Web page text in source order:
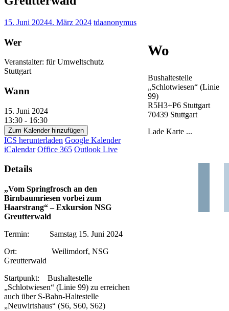
15. Juni 20244. März 2024 tdaanonymus
Wer
Veranstalter: für Umweltschutz
Stuttgart
Wann
15. Juni 2024
13:30 - 16:30
Zum Kalender hinzufügen
ICS herunterladen Google Kalender
iCalendar Office 365 Outlook Live
Details
„Vom Springfrosch an den
Birnbaumriesen vorbei zum
Haarstrang“– Exkursion NSG
Greutterwald
Termin: Samstag 15. Juni 2024
Ort: Weilimdorf, NSG
Greutterwald
Startpunkt: Bushaltestelle
„Schlotwiesen“ (Linie 99) zu erreichen
auch über S-Bahn-Haltestelle
„Neuwirtshaus“ (S6, S60, S62)
Wo
Bushaltestelle
„Schlotwiesen“ (Linie
99)
R5H3+P6 Stuttgart
70439 Stuttgart
Lade Karte ...